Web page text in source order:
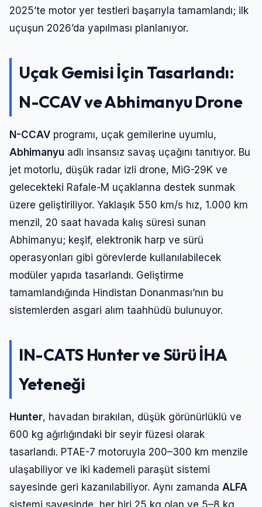
2025’te motor yer testleri başarıyla tamamlandı; ilk
uçuşun 2026’da yapılması planlanıyor.
Uçak Gemisi İçin Tasarlandı:
N-CCAV ve Abhimanyu Drone
N-CCAV programı, uçak gemilerine uyumlu,
Abhimanyu adlı insansız savaş uçağını tanıtıyor. Bu
jet motorlu, düşük radar izli drone, MiG-29K ve
gelecekteki Rafale-M uçaklarına destek sunmak
üzere geliştiriliyor. Yaklaşık 550 km/s hız, 1.000 km
menzil, 20 saat havada kalış süresi sunan
Abhimanyu; keşif, elektronik harp ve sürü
operasyonları gibi görevlerde kullanılabilecek
modüler yapıda tasarlandı. Geliştirme
tamamlandığında Hindistan Donanması’nın bu
sistemlerden asgari alım taahhüdü bulunuyor.
IN-CATS Hunter ve Sürü İHA
Yeteneği
Hunter, havadan bırakılan, düşük görünürlüklü ve
600 kg ağırlığındaki bir seyir füzesi olarak
tasarlandı. PTAE-7 motoruyla 200–300 km menzile
ulaşabiliyor ve iki kademeli paraşüt sistemi
sayesinde geri kazanılabiliyor. Aynı zamanda ALFA